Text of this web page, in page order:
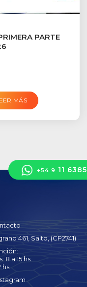
PARTE
MÁS
+54 9 11
461, Salto, (CP2741)
8 a 15 hs
hs